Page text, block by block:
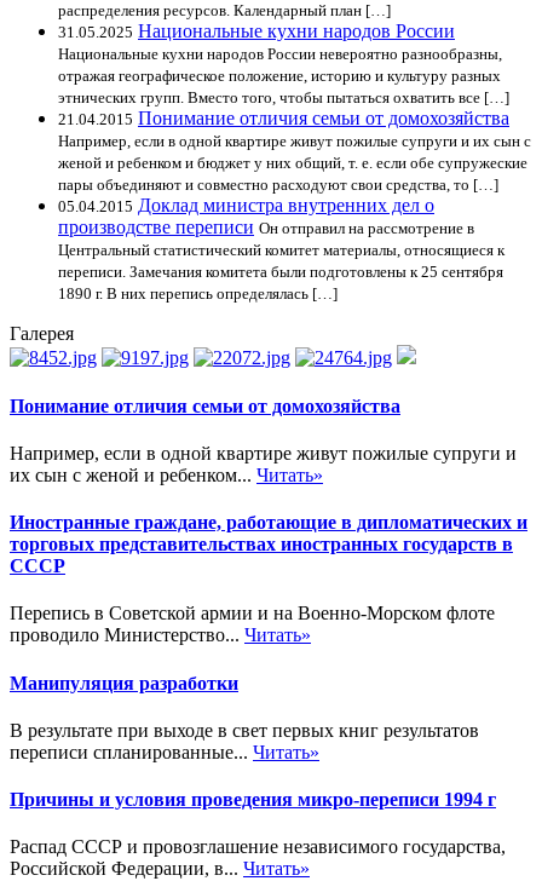
распределения ресурсов. Календарный план […]
31.05.2025 Национальные кухни народов России
Национальные кухни народов России невероятно разнообразны,
отражая географическое положение, историю и культуру разных
этнических групп. Вместо того, чтобы пытаться охватить все […]
21.04.2015 Понимание отличия семьи от домохозяйства
Например, если в одной квартире живут пожилые супруги и их сын с
женой и ребенком и бюджет у них общий, т. е. если обе супружеские
пары объединяют и совместно расходуют свои средства, то […]
05.04.2015 Доклад министра внутренних дел о
производстве переписи Он отправил на рассмотрение в
Центральный статистический комитет материалы, относящиеся к
переписи. Замечания комитета были подготовлены к 25 сентября
1890 г. В них перепись определялась […]
Галерея
Понимание отличия семьи от домохозяйства
Например, если в одной квартире живут пожилые супруги и
их сын с женой и ребенком... Читать»
Иностранные граждане, работающие в дипломатических и
торговых представительствах иностранных государств в
СССР
Перепись в Советской армии и на Военно-Морском флоте
проводило Министерство... Читать»
Манипуляция разработки
В результате при выходе в свет первых книг результатов
переписи спланированные... Читать»
Причины и условия проведения микро-переписи 1994 г
Распад СССР и провозглашение независимого государства,
Российской Федерации, в... Читать»